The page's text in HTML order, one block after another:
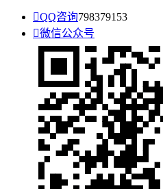
QQ咨询798379153
微信公众号